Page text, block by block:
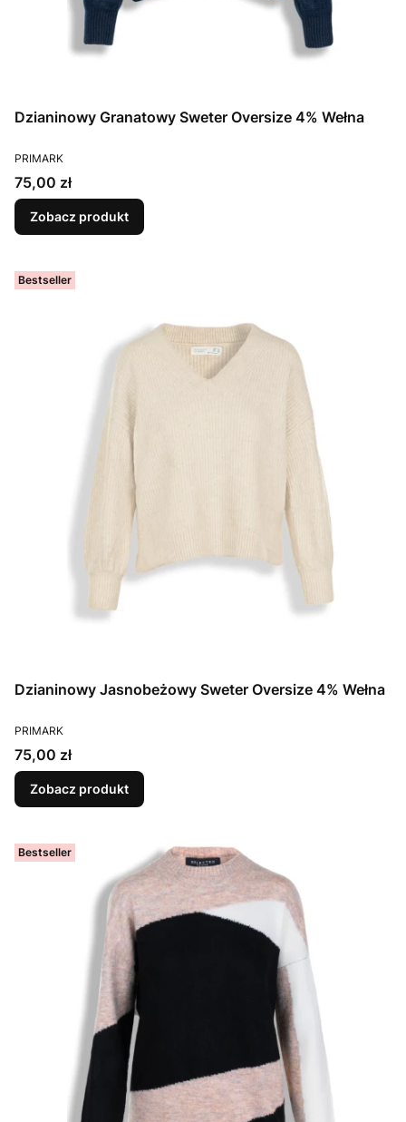
Dzianinowy Granatowy Sweter Oversize 4% Wełna
PRODUCENT
PRIMARK
Cena
75,00 zł
Zobacz produkt
Bestseller
Dzianinowy Jasnobeżowy Sweter Oversize 4% Wełna
PRODUCENT
PRIMARK
Cena
75,00 zł
Zobacz produkt
Bestseller